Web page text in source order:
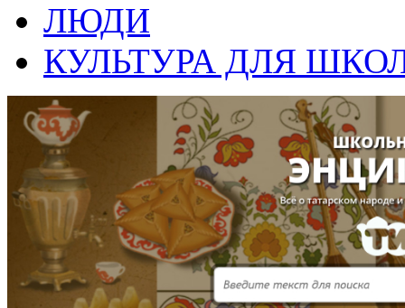
ЛЮДИ
КУЛЬТУРА ДЛЯ